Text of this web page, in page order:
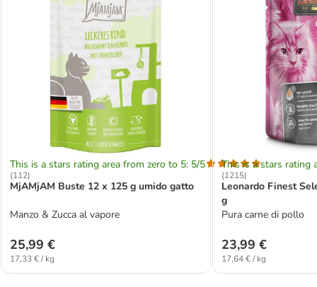
This is a stars rating area from zero to 5: 5/5
(112)
MjAMjAM Buste 12 x 125 g umido gatto
Manzo & Zucca al vapore
25,99 €
17,33 € / kg
This is a stars rating
(1215)
Leonardo Finest
g
Pura carne di pollo
23,99 €
17,64 € / kg